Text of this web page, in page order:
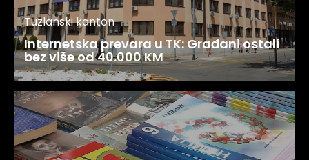
Tuzlanski kanton
Internetska prevara u TK: Građani ostali
bez više od 40.000 KM